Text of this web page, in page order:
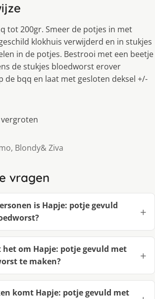
tot 200gr. Smeer de potjes in met
klokhuis verwijderd en in stukjes
in de potjes. Bestrooi met een beetje
de stukjes bloedworst erover
de bqq en laat met gesloten deksel +/-
Blondy& Ziva
vragen
is Hapje: potje gevuld
om Hapje: potje gevuld met
te maken?
komt Hapje: potje gevuld met